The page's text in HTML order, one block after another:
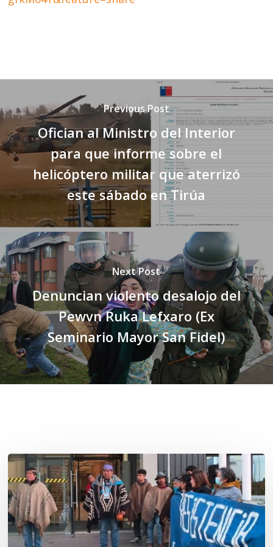
Previous Post
Ofician al Ministro del Interior
para que informe sobre el
helicóptero militar que aterrizó
este sábado en Tirúa
Next Post
Denuncian violento desalojo del
Pewvn Ruka Lefxaro (Ex
Seminario Mayor San Fidel)
Osorno:
Lof
Winkul
Kusra
busca